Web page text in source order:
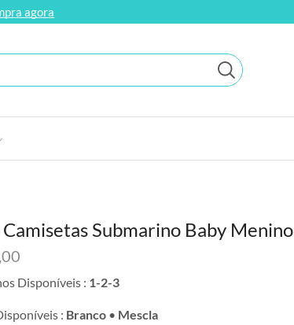
agora
Submarino Baby Menino
Disponíveis : 1-2-3
: Branco • Mescla